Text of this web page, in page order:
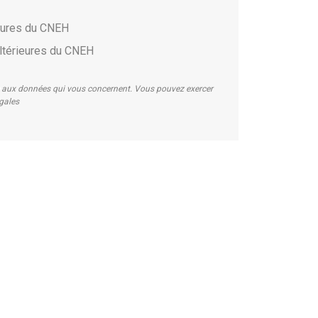
du CNEH
du CNEH
données qui vous concernent. Vous pouvez exercer